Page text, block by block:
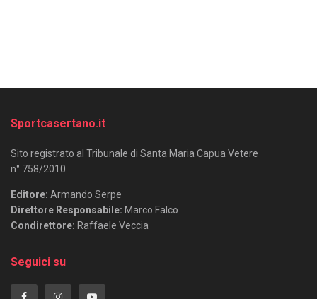
Sportcasertano.it
Sito registrato al Tribunale di Santa Maria Capua Vetere
n° 758/2010.
Editore: Armando Serpe
Direttore Responsabile: Marco Falco
Condirettore: Raffaele Veccia
Seguici su